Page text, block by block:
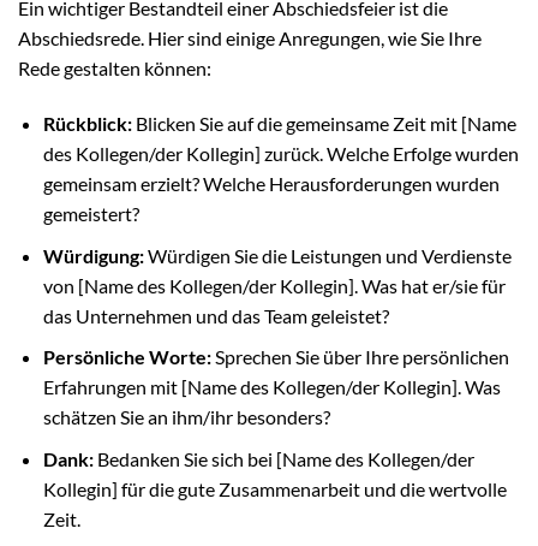
Ein wichtiger Bestandteil einer Abschiedsfeier ist die
Abschiedsrede. Hier sind einige Anregungen, wie Sie Ihre
Rede gestalten können:
Rückblick:Blicken Sie auf die gemeinsame Zeit mit [Name
des Kollegen/der Kollegin] zurück. Welche Erfolge wurden
gemeinsam erzielt? Welche Herausforderungen wurden
gemeistert?
Würdigung:Würdigen Sie die Leistungen und Verdienste
von [Name des Kollegen/der Kollegin]. Was hat er/sie für
das Unternehmen und das Team geleistet?
Persönliche Worte:Sprechen Sie über Ihre persönlichen
Erfahrungen mit [Name des Kollegen/der Kollegin]. Was
schätzen Sie an ihm/ihr besonders?
Dank:Bedanken Sie sich bei [Name des Kollegen/der
Kollegin] für die gute Zusammenarbeit und die wertvolle
Zeit.